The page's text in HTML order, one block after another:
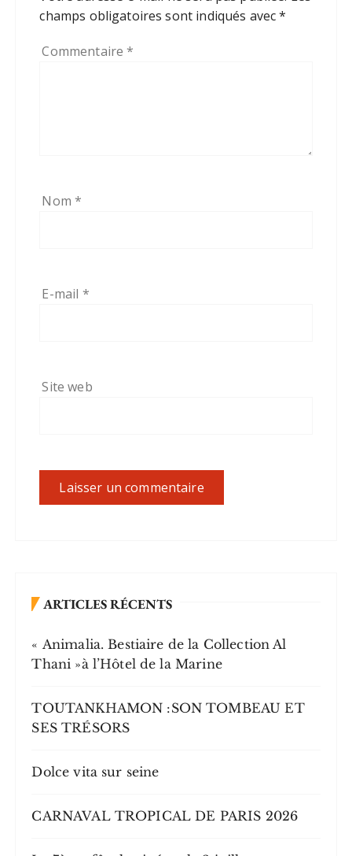
champs obligatoires sont indiqués avec*
Commentaire*
Nom*
E-mail *
Site web
ARTICLES RÉCENTS
« Animalia. Bestiaire de la Collection Al
Thani »à l’Hôtel de la Marine
TOUTANKHAMON :SON TOMBEAU ET
SES TRÉSORS
Dolce vita sur seine
CARNAVAL TROPICAL DE PARIS 2026